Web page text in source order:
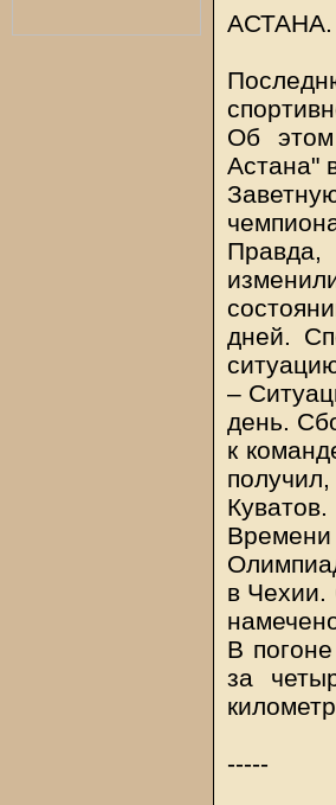
АСТАНА.
Об
Астана"
дней.
–
день.
к
Куватов.
в Чехии.
В
за
-----